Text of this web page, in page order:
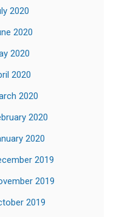
2020
2020
2020
2020
2020
2020
2020
2019
2019
2019